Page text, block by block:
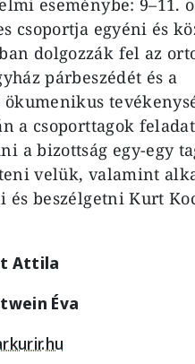
csoportja egyéni és
dolgozzák fel az
párbeszédét és a
a csoporttagok
a bizottság egy-egy
velük, valamint
és beszélgetni Kurt
Attila
Éva